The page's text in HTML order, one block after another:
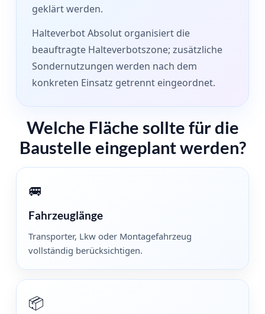
geklärt werden.
Halteverbot Absolut organisiert die
beauftragte Halteverbotszone; zusätzliche
Sondernutzungen werden nach dem
konkreten Einsatz getrennt eingeordnet.
Welche Fläche sollte für die
Baustelle eingeplant werden?
🚐
Fahrzeuglänge
Transporter, Lkw oder Montagefahrzeug
vollständig berücksichtigen.
📦